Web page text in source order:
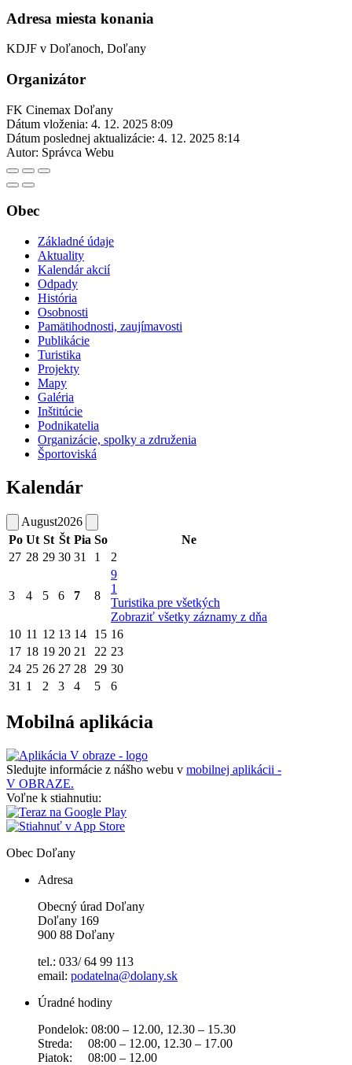
Adresa miesta konania
KDJF v Doľanoch, Doľany
Organizátor
FK Cinemax Doľany
Dátum vloženia: 4. 12. 2025 8:09
Dátum poslednej aktualizácie: 4. 12. 2025 8:14
Autor: Správca Webu
Obec
Základné údaje
Aktuality
Kalendár akcií
Odpady
História
Osobnosti
Pamätihodnosti, zaujímavosti
Publikácie
Turistika
Projekty
Mapy
Galéria
Inštitúcie
Podnikatelia
Organizácie, spolky a združenia
Športoviská
Kalendár
August2026
Po Ut St Št Pia So
Ne
27 28 29 30 31 1 2
3 4 5 6 7 8
9
1
Turistika pre všetkých
Zobraziť všetky záznamy z dňa
10 11 12 13 14 15 16
17 18 19 20 21 22 23
24 25 26 27 28 29 30
31 1 2 3 4 5 6
Mobilná aplikácia
Sledujte informácie z nášho webu v mobilnej aplikácii -
V OBRAZE.
Voľne k stiahnutiu:
Obec Doľany
Adresa
Obecný úrad Doľany
Doľany 169
900 88 Doľany
tel.: 033/ 64 99 113
email: podatelna@dolany.sk
Úradné hodiny
Pondelok: 08:00 – 12.00, 12.30 – 15.30
Streda: 08:00 – 12.00, 12.30 – 17.00
Piatok: 08:00 – 12.00